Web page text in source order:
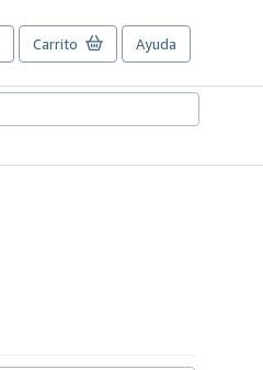
Carrito Ayuda